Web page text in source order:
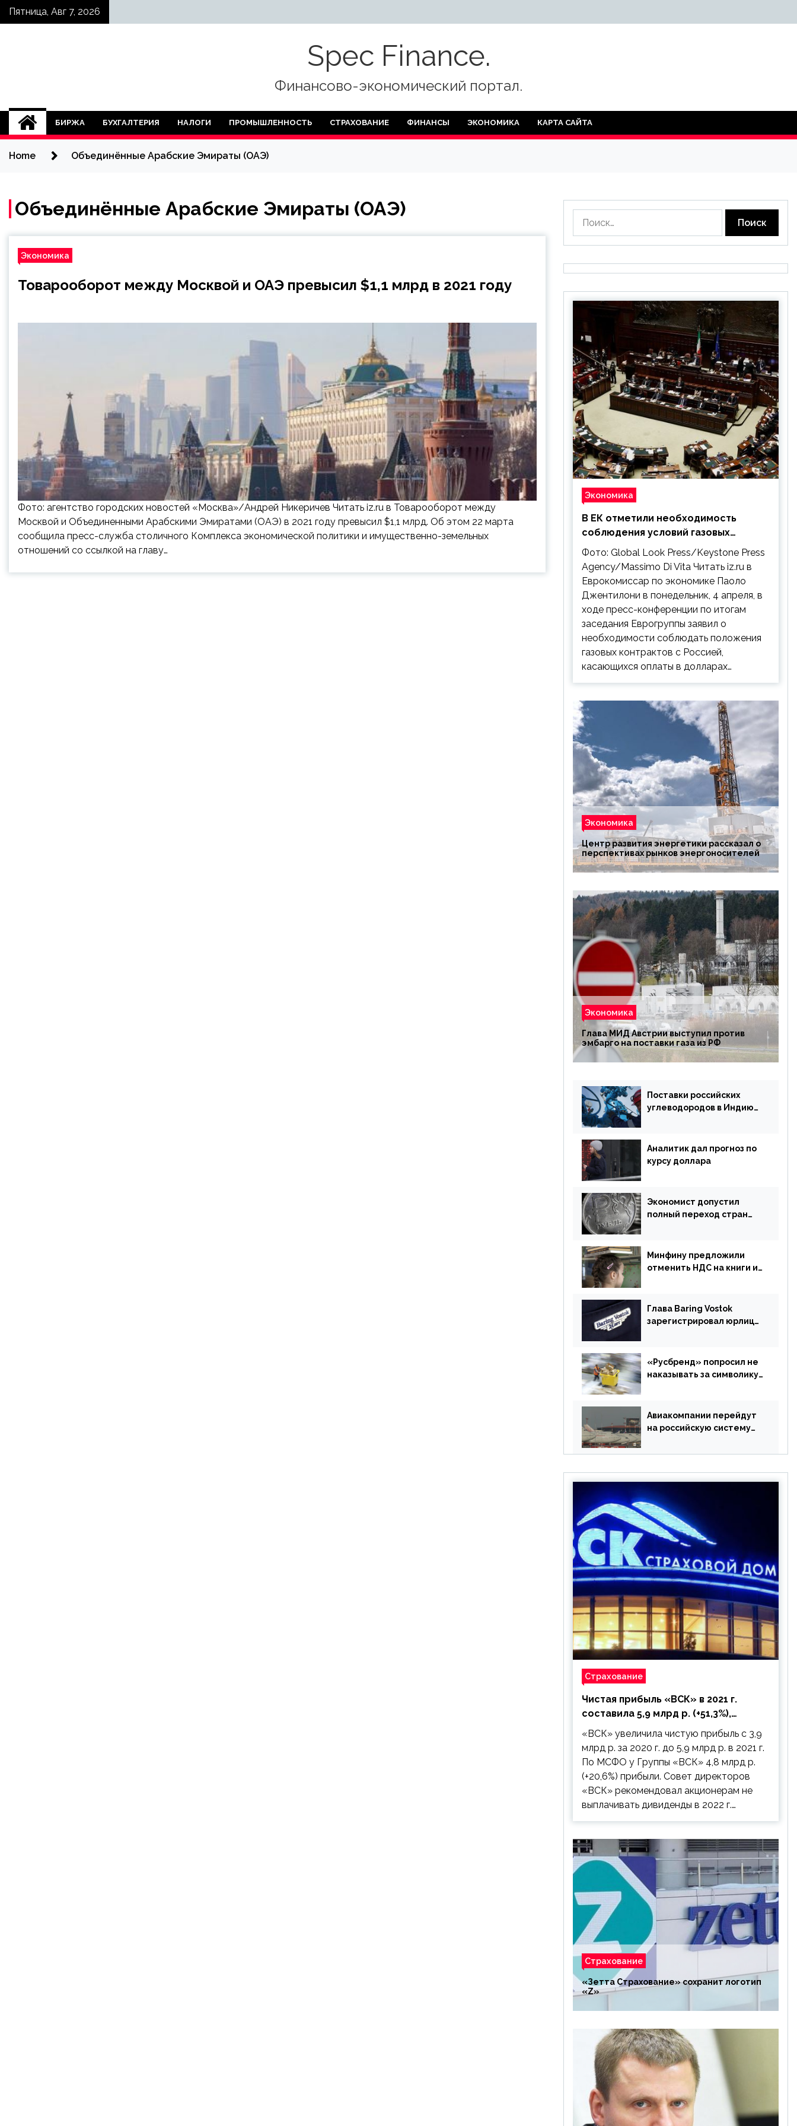
SkipПятница, Авг 7, 2026
Spec Finance.
Финансово-экономический портал.
БИРЖА БУХГАЛТЕРИЯ НАЛОГИ ПРОМЫШЛЕННОСТЬ СТРАХОВАНИЕ ФИНАНСЫ ЭКОНОМИКА КАРТА САЙТА
Home Объединённые Арабские Эмираты (ОАЭ)
Объединённые Арабские Эмираты (ОАЭ)
Экономика
Товарооборот между Москвой и ОАЭ превысил $1,1 млрд в 2021 году
Фото: агентство городских новостей «Москва»/Андрей Никеричев Читать iz.ru в Товарооборот между
Москвой и Объединенными Арабскими Эмиратами (ОАЭ) в 2021 году превысил $1,1 млрд. Об этом 22 марта
сообщила пресс-служба столичного Комплекса экономической политики и имущественно-земельных
отношений со ссылкой на главу…
Экономика
В ЕК отметили необходимость
соблюдения условий газовых
контрактов с РФ
Фото: Global Look Press/Keystone Press
Agency/Massimo Di Vita Читать iz.ru в
Еврокомиссар по экономике Паоло
Джентилони в понедельник, 4 апреля, в
ходе пресс-конференции по итогам
заседания Еврогруппы заявил о
необходимости соблюдать положения
газовых контрактов с Россией,
касающихся оплаты в долларах…
Экономика
Центр развития энергетики рассказал о
перспективах рынков энергоносителей
Экономика
Глава МИД Австрии выступил против
эмбарго на поставки газа из РФ
Поставки российских
углеводородов в Индию
Аналитик дал прогноз по
курсу доллара
Экономист допустил
полный переход стран
Минфину предложили
отменить НДС на книги и
Глава Baring Vostok
зарегистрировал юрлицо
«Русбренд» попросил не
наказывать за символику
Авиакомпании перейдут
на российскую систему
Страхование
Чистая прибыль «ВСК» в 2021 г.
составила 5,9 млрд р. (+51,3%),
дивиденды рекомендовано не
выплачивать
«ВСК» увеличила чистую прибыль с 3,9
млрд р. за 2020 г. до 5,9 млрд р. в 2021 г.
По МСФО у Группы «ВСК» 4,8 млрд р.
(+20,6%) прибыли. Совет директоров
«ВСК» рекомендовал акционерам не
выплачивать дивиденды в 2022 г.…
Страхование
«Зетта Страхование» сохранит логотип
«Z»